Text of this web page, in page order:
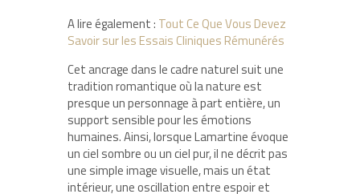
A lire également : Tout Ce Que Vous Devez
Savoir sur les Essais Cliniques Rémunérés
Cet ancrage dans le cadre naturel suit une
tradition romantique où la nature est
presque un personnage à part entière, un
support sensible pour les émotions
humaines. Ainsi, lorsque Lamartine évoque
un ciel sombre ou un ciel pur, il ne décrit pas
une simple image visuelle, mais un état
intérieur, une oscillation entre espoir et